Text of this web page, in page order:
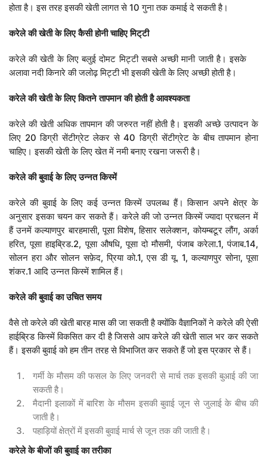
होता है। इस तरह इसकी खेती लागत से 10 गुना तक कमाई दे सकती है।
करेले की खेती के लिए कैसी होनी चाहिए मिट्टी
करेले की खेती के लिए बलुई दोमट मिट्टी सबसे अच्छी मानी जाती है। इसके
अलावा नदी किनारे की जलोढ़ मिट्टी भी इसकी खेती के लिए अच्छी होती है।
करेले की खेती के लिए कितने तापमान की होती है आवश्यकता
करेले की खेती अधिक तापमान की जरुरत नहीं होती है। इसकी अच्छे उत्पादन के
लिए 20 डिग्री सेंटीग्रेट लेकर से 40 डिग्री सेंटीग्रेट के बीच तापमान होना
चाहिए। इसकी खेती के लिए खेत में नमी बनाए रखना जरूरी है।
करेले की बुवाई के लिए उन्नत किस्में
करेले की बुवाई के लिए कई उन्नत किस्में उपलब्ध हैं। किसान अपने क्षेत्र के
अनुसार इसका चयन कर सकते हैं। करेले की जो उन्नत किस्में ज्यादा प्रचलन में
हैं उनमें कल्याणपुर बारहमासी, पूसा विशेष, हिसार सलेक्शन, कोयम्बटूर लौंग, अर्का
हरित, पूसा हाइब्रिड.2, पूसा औषधि, पूसा दो मौसमी, पंजाब करेला.1, पंजाब.14,
सोलन हरा और सोलन सफ़ेद, प्रिया को.1, एस डी यू. 1, कल्याणपुर सोना, पूसा
शंकर.1 आदि उन्नत किस्में शामिल हैं।
करेले की बुवाई का उचित समय
वैसे तो करेले की खेती बारह मास की जा सकती है क्योंकि वैज्ञानिकों ने करेले की ऐसी
हाईब्रिड किस्में विकसित कर दी है जिससे आप करेले की खेती साल भर कर सकते
हैं। इसकी बुवाई को हम तीन तरह से विभाजित कर सकते हैं जो इस प्रकार से हैं।
गर्मी के मौसम की फसल के लिए जनवरी से मार्च तक इसकी बुआई की जा
सकती है।
मैदानी इलाकों में बारिश के मौसम इसकी बुवाई जून से जुलाई के बीच की
जाती है।
पहाड़ियों क्षेत्रों में इसकी बुवाई मार्च से जून तक की जाती है।
करेले के बीजों की बुवाई का तरीका